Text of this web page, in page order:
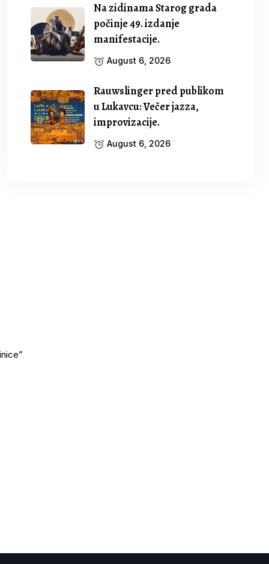
Na zidinama Starog grada
počinje 49. izdanje
manifestacije.
August 6, 2026
Rauwslinger pred publikom
u Lukavcu: Večer jazza,
improvizacije.
August 6, 2026